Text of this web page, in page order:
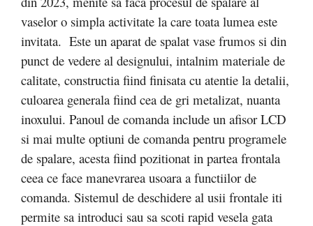
vaselor o simpla activitate la care toata lumea este
invitata. Este un aparat de spalat vase frumos si din
punct de vedere al designului, intalnim materiale de
calitate, constructia fiind finisata cu atentie la detalii,
culoarea generala fiind cea de gri metalizat, nuanta
inoxului. Panoul de comanda include un afisor LCD
si mai multe optiuni de comanda pentru programele
de spalare, acesta fiind pozitionat in partea frontala
ceea ce face manevrarea usoara a functiilor de
comanda. Sistemul de deschidere al usii frontale iti
permite sa introduci sau sa scoti rapid vesela gata